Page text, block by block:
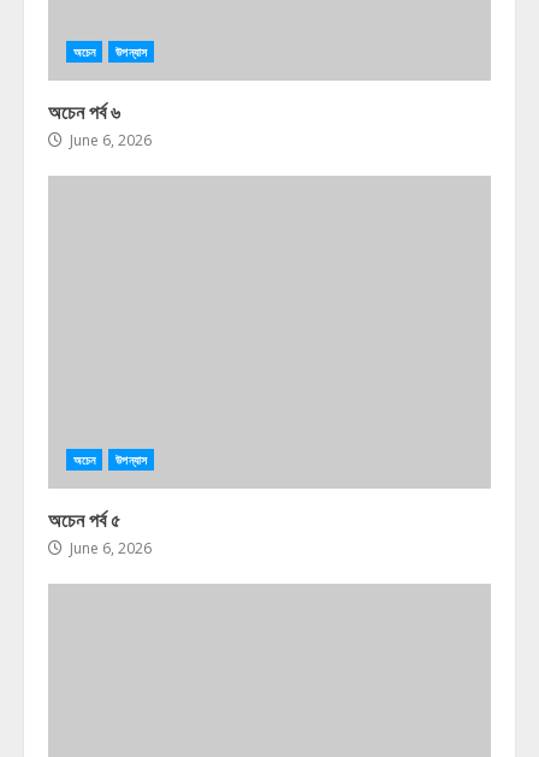
অচেন উপন্যাস
অচেন পর্ব ৬
June 6, 2026
অচেন উপন্যাস
অচেন পর্ব ৫
June 6, 2026